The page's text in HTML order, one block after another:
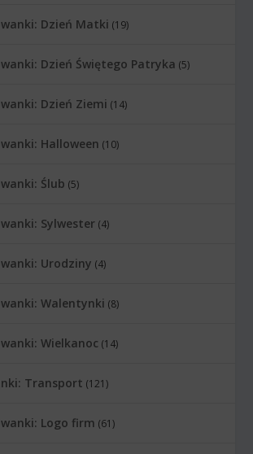
Dzień Matki (19)
Dzień Świętego Patryka (5)
Dzień Ziemi (14)
Halloween (10)
Ślub (5)
Sylwester (4)
Urodziny (4)
Walentynki (8)
Wielkanoc (14)
Transport (121)
Logo firm (61)